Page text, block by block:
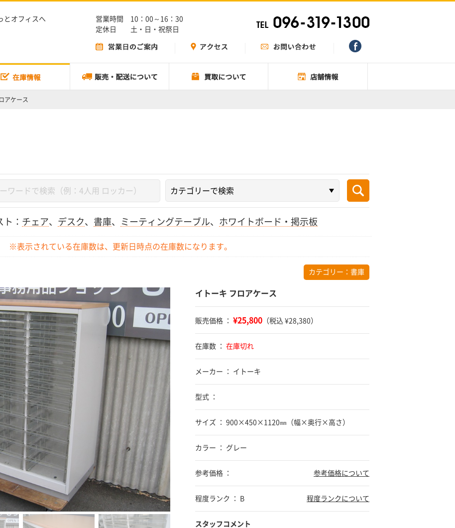
とオフィスへ
営業時間 10：00～16：30
定休日 土・日・祝祭日
アケース
： チェア、 デスク、 書庫、 ミーティングテーブル、 ホワイトボード・掲示板
※表示されている在庫数は、更新日時点の在庫数になります。
カテゴリー： 書庫
イトーキ フロアケース
販売価格 ： ¥25,800 （税込 ¥28,380）
在庫数 ： 在庫切れ
メーカー ： イトーキ
型式 ：
サイズ ： 900×450×1120㎜（幅×奥行×高さ）
カラー ： グレー
参考価格 ： 参考価格について
程度ランク ： B 程度ランクについて
スタッフコメント